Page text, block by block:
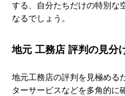
する、自分たちだけの特別な
なるでしょう。
地元 工務店 評判の見分
地元工務店の評判を見極める
ターサービスなどを多角的に